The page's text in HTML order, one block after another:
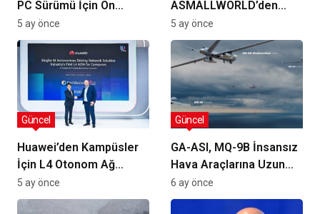
PC Sürümü İçin Ön
Kayıtlar Başladı, Peki
Neler Sunuyor?
5 ay önce
ASMALLWORLD’den
Küresel Mil Ortaklığı:
Üyelere 500 Bin Mil
Fırsatı!
5 ay önce
Huawei’den Kampüsler
İçin L4 Otonom Ağ
Çözümü
Güncel
5 ay önce
GA-ASI, MQ-9B İnsansız
Hava Araçlarına Uzun
Menzilli Silah
Entegrasyonu Başlatıyor
Güncel
6 ay önce